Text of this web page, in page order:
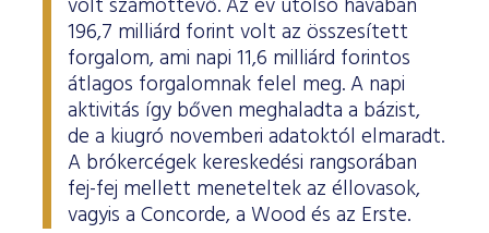
volt számottevő. Az év utolsó havában
196,7 milliárd forint volt az összesített
forgalom, ami napi 11,6 milliárd forintos
átlagos forgalomnak felel meg. A napi
aktivitás így bőven meghaladta a bázist,
de a kiugró novemberi adatoktól elmaradt.
A brókercégek kereskedési rangsorában
fej-fej mellett meneteltek az éllovasok,
vagyis a Concorde, a Wood és az Erste.